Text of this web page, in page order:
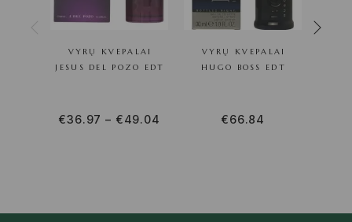
VYRŲ KVEPALAI
JESUS DEL POZO EDT
€36.97 – €49.04
VYRŲ KVEPALAI
HUGO BOSS EDT
€66.84